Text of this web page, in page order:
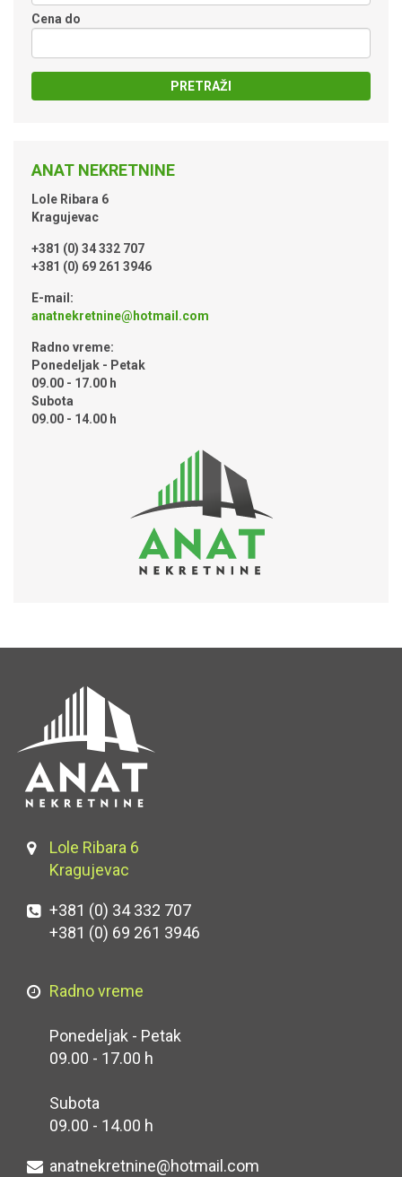
Cena do
PRETRAŽI
ANAT NEKRETNINE
Lole Ribara 6
Kragujevac
+381 (0) 34 332 707
+381 (0) 69 261 3946
E-mail:
anatnekretnine@hotmail.com
Radno vreme:
Ponedeljak - Petak
09.00 - 17.00 h
Subota
09.00 - 14.00 h
Lole Ribara 6
Kragujevac
+381 (0) 34 332 707
+381 (0) 69 261 3946
Radno vreme
Ponedeljak - Petak
09.00 - 17.00 h
Subota
09.00 - 14.00 h
anatnekretnine@hotmail.com